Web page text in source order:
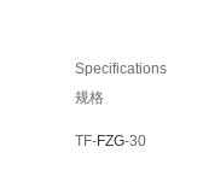
Specifications
规格
TF-FZG-30